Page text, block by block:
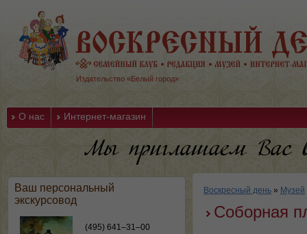
Издательство «Белый город»
О нас Интернет-магазин
Ваш персональный
экскурсовод
(495) 641–31–00
Воскресный день » Музей
Соборная